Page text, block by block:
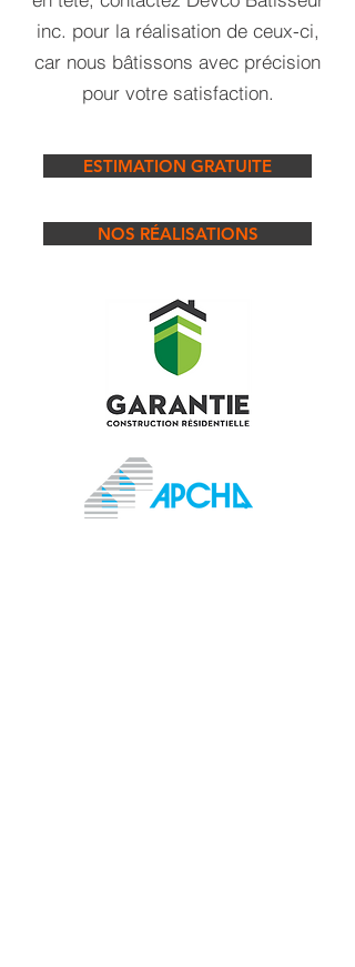
inc. pour la réalisation de ceux-ci,
car nous bâtissons avec précision
pour votre satisfaction.
ESTIMATION GRATUITE
NOS RÉALISATIONS